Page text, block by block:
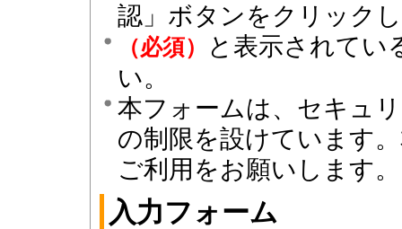
認」ボタンをクリック
（必須）
と表示されてい
い。
本フォームは、セキュ
の制限を設けています
ご利用をお願いします。
入力フォーム